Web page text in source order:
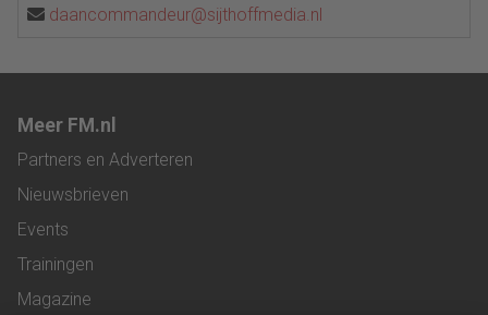
daancommandeur@sijthoffmedia.nl
Meer FM.nl
Partners en Adverteren
Nieuwsbrieven
Events
Trainingen
Magazine